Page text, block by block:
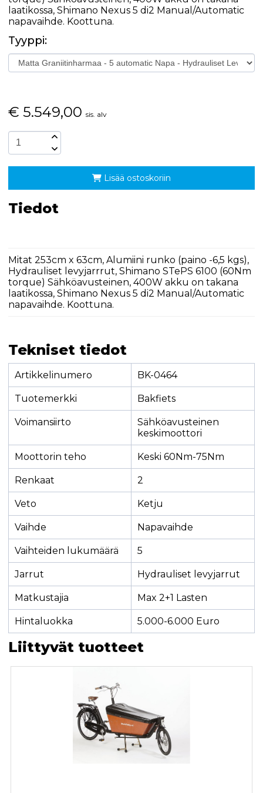
laatikossa, Shimano Nexus 5 di2 Manual/Automatic
napavaihde. Koottuna.
Tyyppi:
€ 5.549,00 sis. alv
Lisää ostoskoriin
Tiedot
Mitat 253cm x 63cm, Alumiini runko (paino -6,5 kgs),
Hydrauliset levyjarrrut, Shimano STePS 6100 (60Nm
torque) Sähköavusteinen, 400W akku on takana
laatikossa, Shimano Nexus 5 di2 Manual/Automatic
napavaihde. Koottuna.
Tekniset tiedot
Artikkelinumero BK-0464
Tuotemerkki Bakfiets
Voimansiirto
Sähköavusteinen
keskimoottori
Moottorin teho Keski 60Nm-75Nm
Renkaat 2
Veto Ketju
Vaihde Napavaihde
Vaihteiden lukumäärä 5
Jarrut Hydrauliset levyjarrut
Matkustajia Max 2+1 Lasten
Hintaluokka 5.000-6.000 Euro
Liittyvät tuotteet